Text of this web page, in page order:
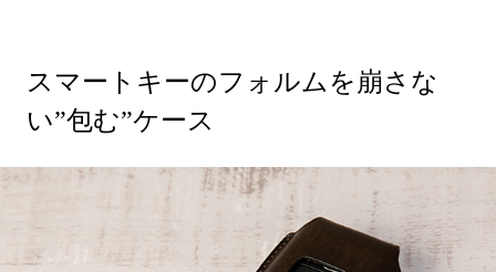
スマートキーのフォルムを崩さな
い”包む”ケース